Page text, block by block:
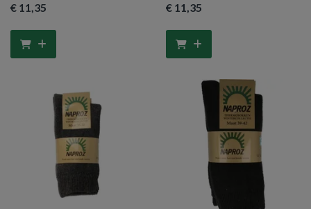
€ 11,35 € 11,35